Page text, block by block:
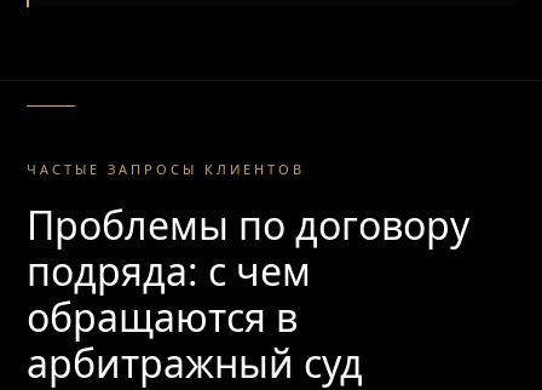
ЧАСТЫЕ ЗАПРОСЫ КЛИЕНТОВ
Проблемы по договору
подряда: с чем
обращаются в
арбитражный суд